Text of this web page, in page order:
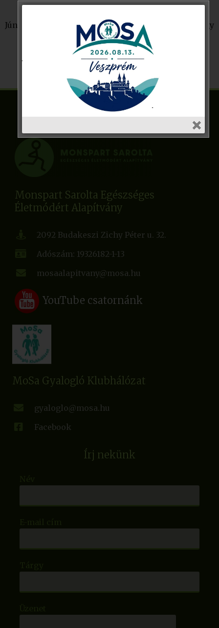
Balatonmáriafürdő (Somogy)
Június 30. – gasztro-fesztivál – helyszín: Kőszárhegy
(Fejér)
Monspart Sarolta Egészséges
Életmódért Alapítvány
2092 Budakeszi Zichy Péter u. 32.
Adószám: 19326182-1-13
mosaalapitvany@mosa.hu
YouTube csatornánk
MoSa Gyalogló Klubhálózat
gyaloglo@mosa.hu
Facebook
Írj nekünk